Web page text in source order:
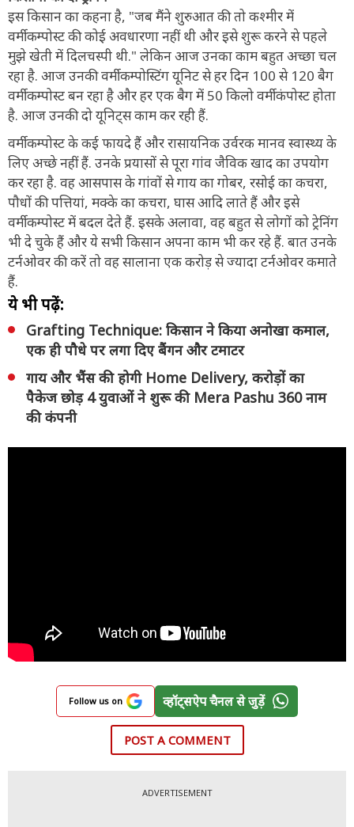
इस किसान का कहना है, "जब मैंने शुरुआत की तो कश्मीर में
वर्मीकम्पोस्ट की कोई अवधारणा नहीं थी और इसे शुरू करने से पहले
मुझे खेती में दिलचस्पी थी." लेकिन आज उनका काम बहुत अच्छा चल
रहा है. आज उनकी वर्मीकम्पोस्टिंग यूनिट से हर दिन 100 से 120 बैग
वर्मीकम्पोस्ट बन रहा है और हर एक बैग में 50 किलो वर्मीकंपोस्ट होता
है. आज उनकी दो यूनिट्स काम कर रही हैं.
वर्मीकम्पोस्ट के कई फायदे हैं और रासायनिक उर्वरक मानव स्वास्थ्य के
लिए अच्छे नहीं हैं. उनके प्रयासों से पूरा गांव जैविक खाद का उपयोग
कर रहा है. वह आसपास के गांवों से गाय का गोबर, रसोई का कचरा,
पौधों की पत्तियां, मक्के का कचरा, घास आदि लाते हैं और इसे
वर्मीकम्पोस्ट में बदल देते हैं. इसके अलावा, वह बहुत से लोगों को ट्रेनिंग
भी दे चुके हैं और ये सभी किसान अपना काम भी कर रहे हैं. बात उनके
टर्नओवर की करें तो वह सालाना एक करोड़ से ज्यादा टर्नओवर कमाते
हैं.
ये भी पढ़ें:
Grafting Technique: किसान ने किया अनोखा कमाल,
एक ही पौधे पर लगा दिए बैंगन और टमाटर
गाय और भैंस की होगी Home Delivery, करोड़ों का
पैकेज छोड़ 4 युवाओं ने शुरू की Mera Pashu 360 नाम
की कंपनी
Follow us on व्हॉट्सऐप चैनल से जुड़ें
POST A COMMENT
ADVERTISEMENT